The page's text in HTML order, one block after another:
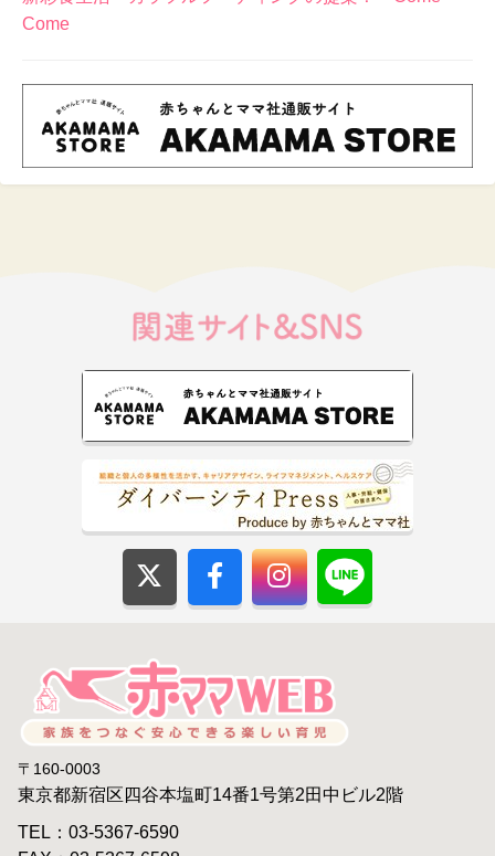
Come
〒160-0003
東京都新宿区四谷本塩町14番1号第2田中ビル2階
TEL：03-5367-6590